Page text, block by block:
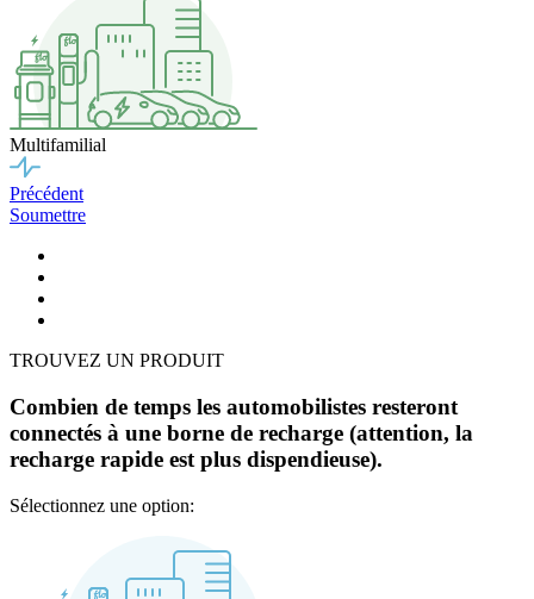
Multifamilial
Précédent
Soumettre
TROUVEZ UN PRODUIT
Combien de temps les automobilistes resteront
connectés à une borne de recharge (attention, la
recharge rapide est plus dispendieuse).
Sélectionnez une option: